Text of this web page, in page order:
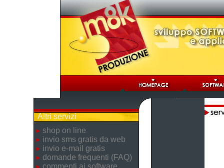
Altri servizi
shop on line
invio sms gratis da web
invio e-mail gratis
domande frequenti (FAQ)
commenti ai software